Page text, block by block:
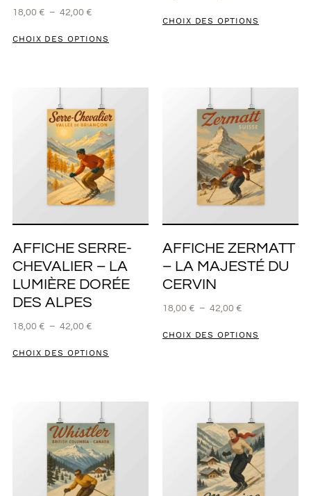
18,00 € – 42,00 €
CHOIX DES OPTIONS
CHOIX DES OPTIONS
AFFICHE SERRE-
CHEVALIER – LA
LUMIÈRE DORÉE
DES ALPES
18,00 € – 42,00 €
CHOIX DES OPTIONS
AFFICHE ZERMATT
– LA MAJESTÉ DU
CERVIN
18,00 € – 42,00 €
CHOIX DES OPTIONS